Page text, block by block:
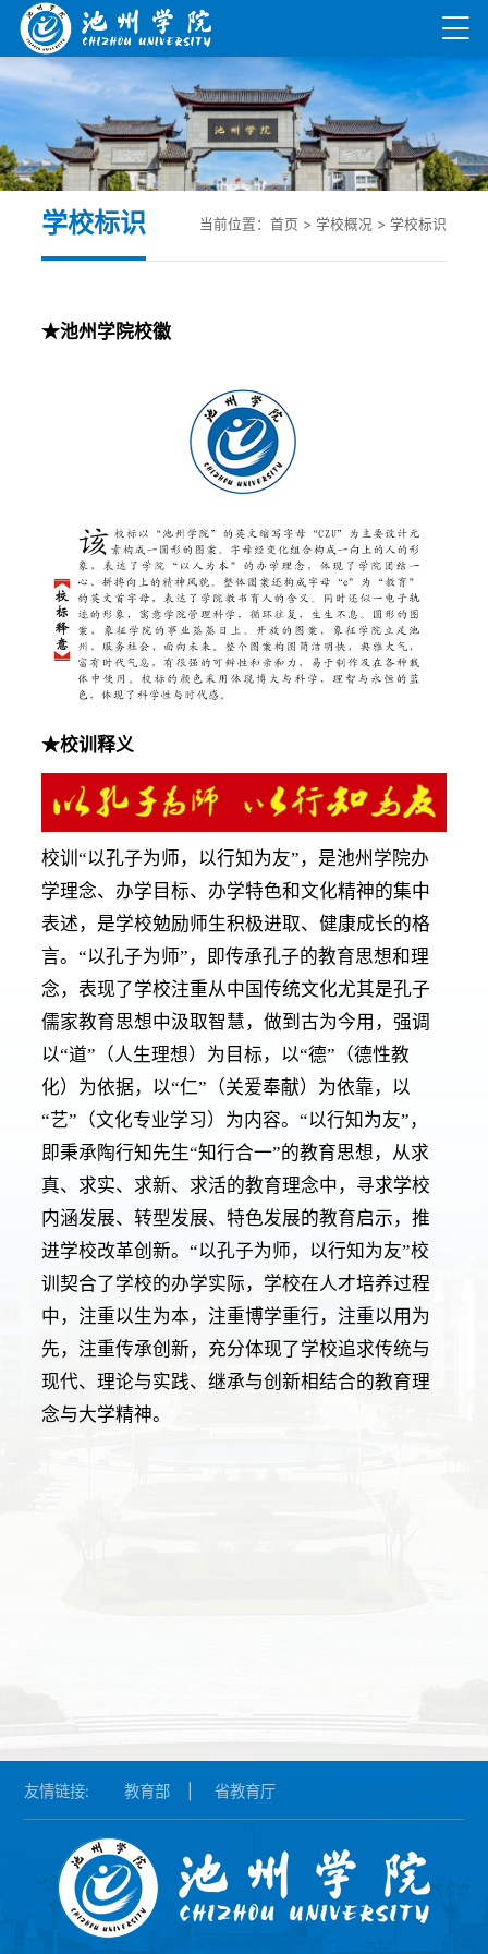
学校标识 当前位置： 首页 > 学校概况> 学校标识
★池州学院校徽
★校训释义
校训“以孔子为师，以行知为友”，是池州学院办
学理念、办学目标、办学特色和文化精神的集中
表述，是学校勉励师生积极进取、健康成长的格
言。“以孔子为师”，即传承孔子的教育思想和理
念，表现了学校注重从中国传统文化尤其是孔子
儒家教育思想中汲取智慧，做到古为今用，强调
以“道”（人生理想）为目标，以“德”（德性教
化）为依据，以“仁”（关爱奉献）为依靠，以
“艺”（文化专业学习）为内容。“以行知为友”，
即秉承陶行知先生“知行合一”的教育思想，从求
真、求实、求新、求活的教育理念中，寻求学校
内涵发展、转型发展、特色发展的教育启示，推
进学校改革创新。“以孔子为师，以行知为友”校
训契合了学校的办学实际，学校在人才培养过程
中，注重以生为本，注重博学重行，注重以用为
先，注重传承创新，充分体现了学校追求传统与
现代、理论与实践、继承与创新相结合的教育理
念与大学精神。
友情链接: 教育部 省教育厅